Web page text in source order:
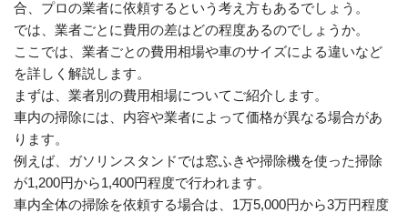
合、プロの業者に依頼するという考え方もあるでしょう。
では、業者ごとに費用の差はどの程度あるのでしょうか。
ここでは、業者ごとの費用相場や車のサイズによる違いなど
を詳しく解説します。
まずは、業者別の費用相場についてご紹介します。
車内の掃除には、内容や業者によって価格が異なる場合があ
ります。
例えば、ガソリンスタンドでは窓ふきや掃除機を使った掃除
が1,200円から1,400円程度で行われます。
車内全体の掃除を依頼する場合は、1万5,000円から3万円程度